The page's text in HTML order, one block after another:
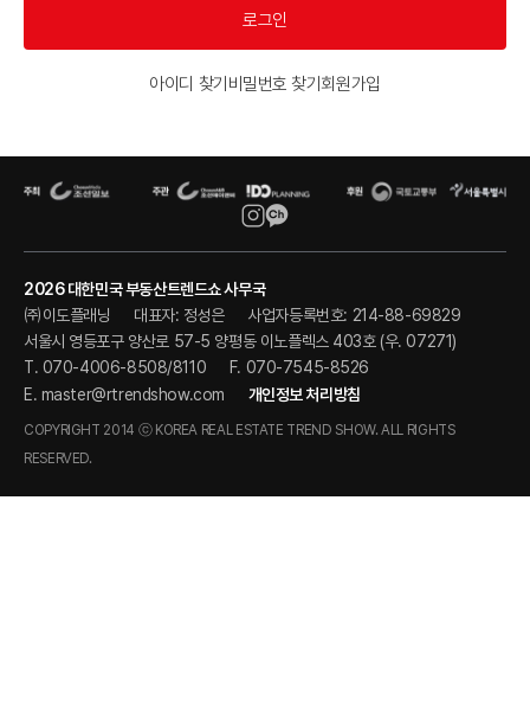
로그인
아이디 찾기 비밀번호 찾기 회원가입
2026 대한민국 부동산트렌드쇼 사무국
㈜이도플래닝
대표자: 정성은
사업자등록번호: 214-88-69829
서울시 영등포구 양산로 57-5 양평동 이노플렉스 403호 (우. 07271)
T. 070-4006-8508/8110
F. 070-7545-8526
E. master@rtrendshow.com 개인정보 처리방침
COPYRIGHT 2014 ⓒ KOREA REAL ESTATE TREND SHOW. ALL RIGHTS
RESERVED.